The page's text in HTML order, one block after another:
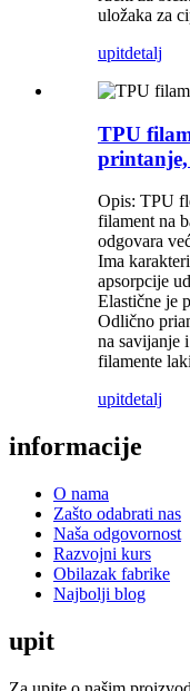
uložaka za
upitdetalj
TPU
Opis: TPU
filament na
odgovara
Ima
apsorpcije
Elastične je
Odlično
na savijanje
filamente
upitdetalj
informacije
O nama
Zašto odabrati nas
Naša odgovornost
Razvojni kurs
Obilazak fabrike
Najbolji blog
upit